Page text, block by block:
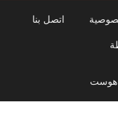
اتصل بنا
هوست